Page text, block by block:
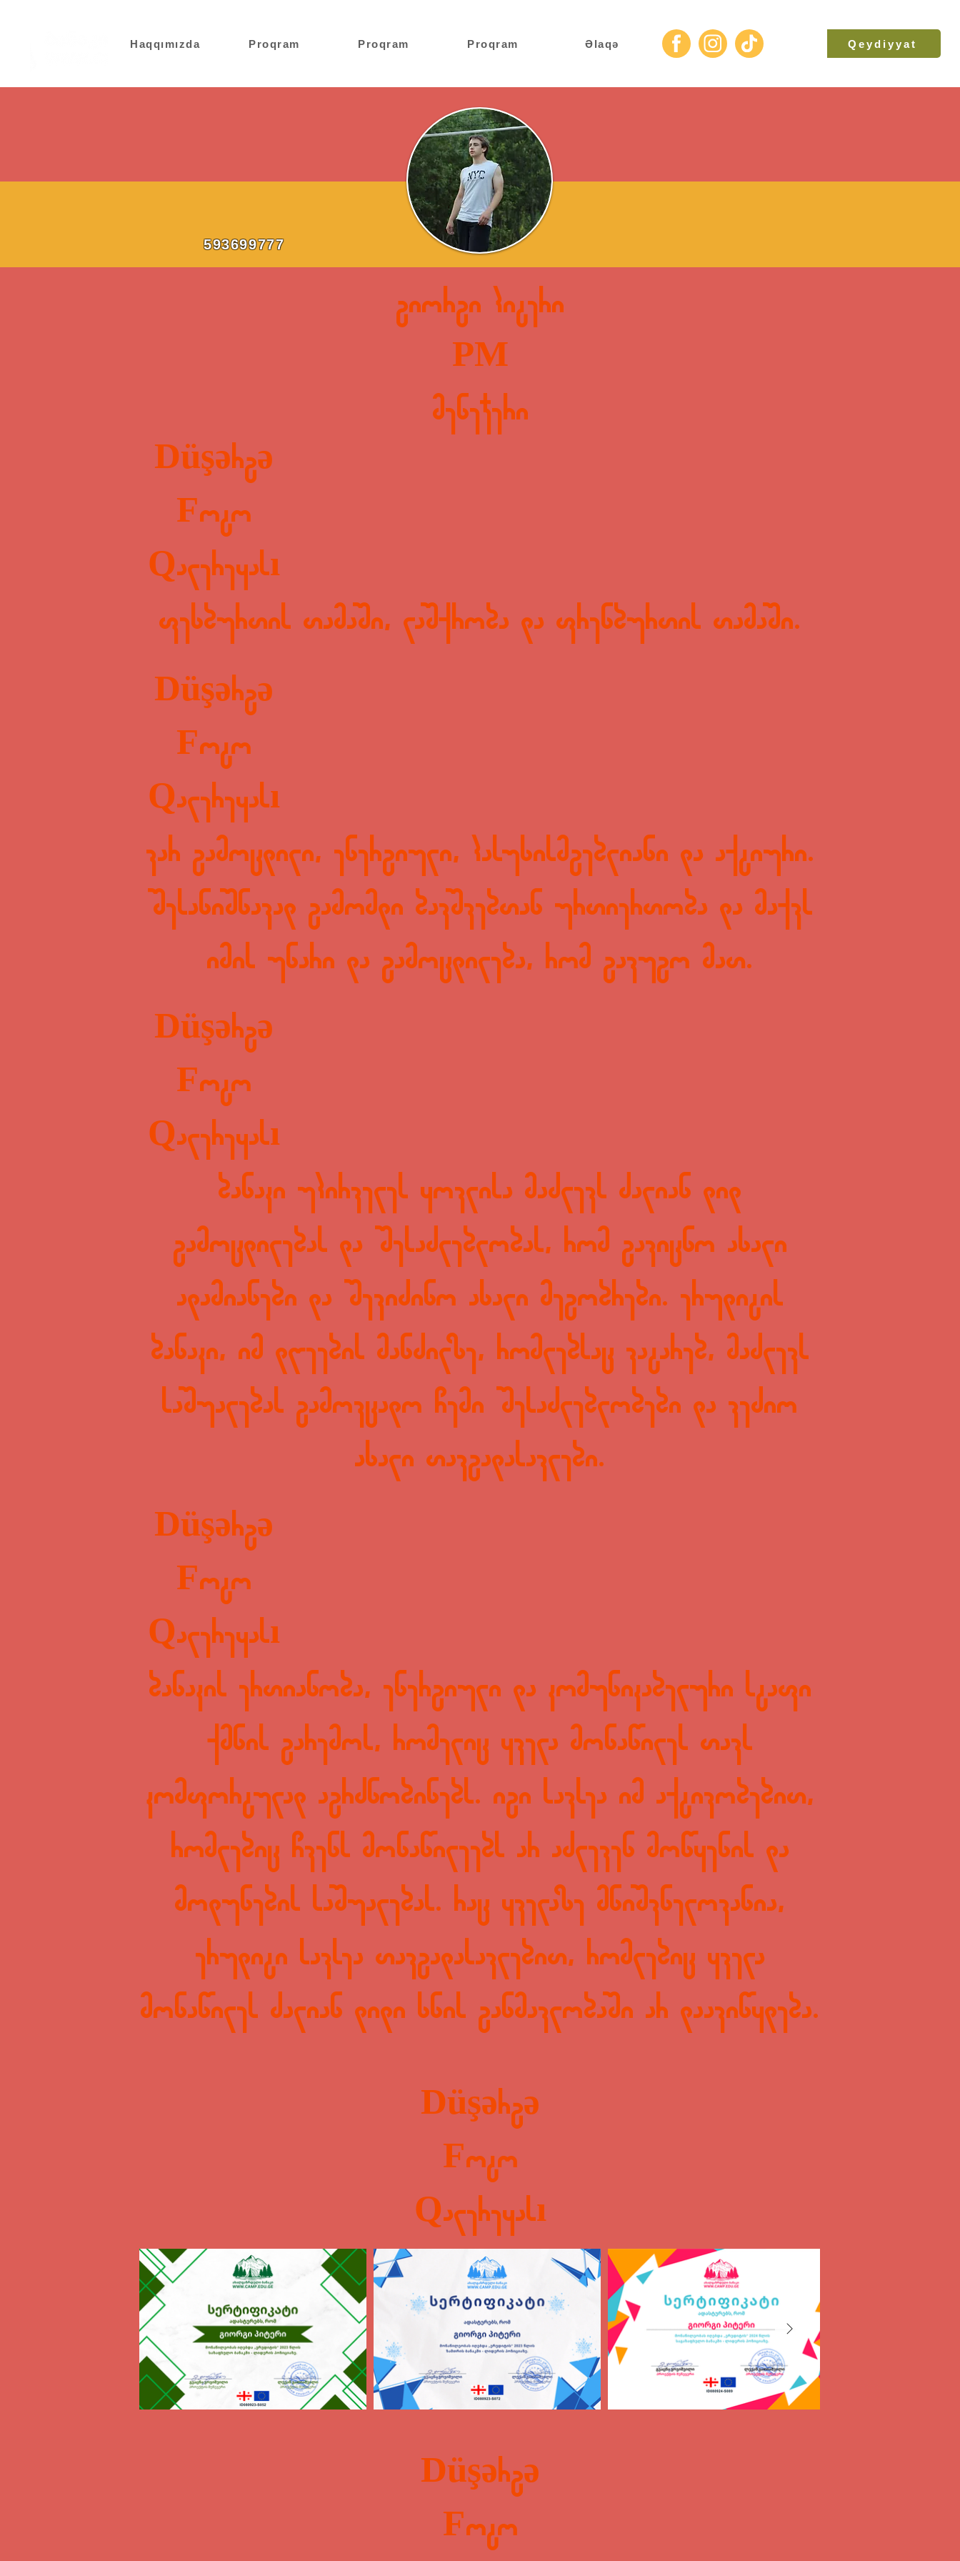
Haqqımızda Proqram Proqram Proqram Əlaqə Qeydiyyat
593699777
გიორგი პიტერი
Düşərgə
Foto
Qalereyası
PM
მენეჯერი
ფეხბურთის თამაში, ლაშქრობა და ფრენბურთის თამაში.
Düşərgə
Foto
Qalereyası
ვარ გამოცდილი, ენერგიული, პასუხისმგებლიანი და აქტიური.
შესანიშნავად გამომდი ბავშვებთან ურთიერთობა და მაქვს
იმის უნარი და გამოცდილება, რომ გავუგო მათ.
Düşərgə
Foto
Qalereyası
ბანაკი უპირველეს ყოვლისა მაძლევს ძალიან დიდ
გამოცდილებას და შესაძლებლობას, რომ გავიცნო ახალი
ადამიანები და შევიძინო ახალი მეგობრები. ერუდიტის
ბანაკი, იმ დღეების მანძილზე, რომლებსაც ვატარებ, მაძლევს
საშუალებას გამოვცადო ჩემი შესაძლებლობები და ვეძიო
ახალი თავგადასავლები.
Düşərgə
Foto
Qalereyası
ბანაკის ერთიანობა, ენერგიული და კომუნიკაბელური სტაფი
ქმნის გარემოს, რომელიც ყველა მონაწილეს თავს
კომფორტულად აგრძნობინებს. იგი სავსეა იმ აქტივობებით,
რომლებიც ჩვენს მონაწილეებს არ აძლევენ მოწყენის და
მოდუნების საშუალებას. რაც ყველაზე მნიშვნელოვანია,
ერუდიტი სავსეა თავგადასავლებით, რომლებიც ყველა
მონაწილეს ძალიან დიდი ხნის განმავლობაში არ დაავიწყდება.
Düşərgə
Foto
Qalereyası
Düşərgə
Foto